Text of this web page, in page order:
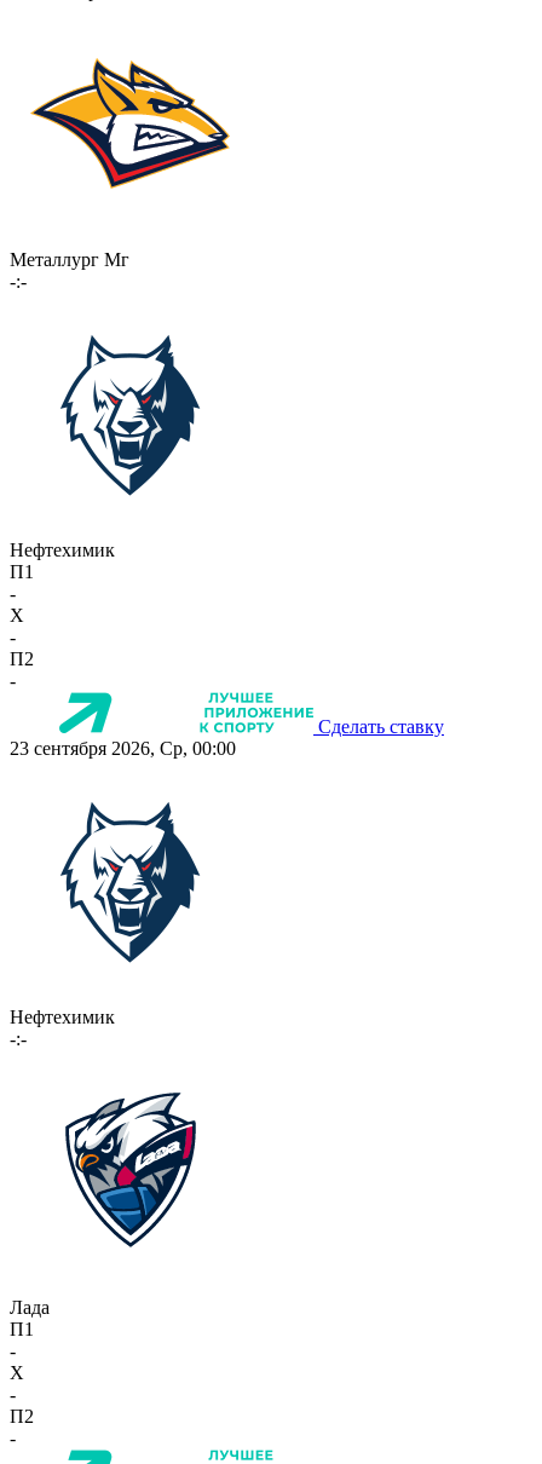
Металлург Мг
-:-
Нефтехимик
П1
-
X
-
П2
-
Сделать ставку
23 сентября 2026, Ср, 00:00
Нефтехимик
-:-
Лада
П1
-
X
-
П2
-